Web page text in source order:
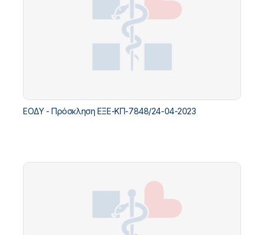
ΕΟΔΥ - Πρόσκληση ΕΞΕ-ΚΠ-7848/24-04-2023